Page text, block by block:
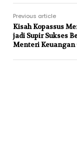
Previous article
Kisah Kopassus
jadi Supir Sukses
Menteri Keuangan